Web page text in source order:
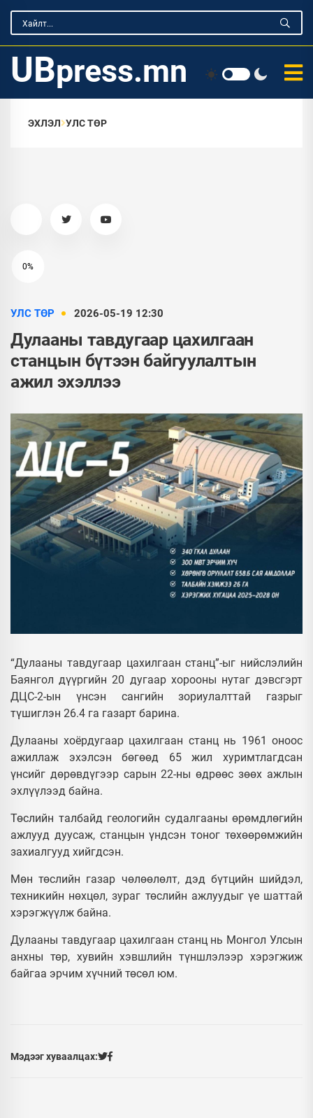
UBpress.mn
ЭХЛЭЛ УЛС ТӨР
0%
УЛС ТӨР 2026-05-19 12:30
Дулааны тавдугаар цахилгаан
станцын бүтээн байгуулалтын
ажил эхэллээ
“Дулааны тавдугаар цахилгаан станц”-ыг нийслэлийн
Баянгол дүүргийн 20 дугаар хорооны нутаг дэвсгэрт
ДЦС-2-ын үнсэн сангийн зориулалттай газрыг
түшиглэн 26.4 га газарт барина.
Дулааны хоёрдугаар цахилгаан станц нь 1961 оноос
ажиллаж эхэлсэн бөгөөд 65 жил хуримтлагдсан
үнсийг дөрөвдүгээр сарын 22-ны өдрөөс зөөх ажлын
эхлүүлээд байна.
Төслийн талбайд геологийн судалгааны өрөмдлөгийн
ажлууд дуусаж, станцын үндсэн тоног төхөөрөмжийн
захиалгууд хийгдсэн.
Мөн төслийн газар чөлөөлөлт, дэд бүтцийн шийдэл,
техникийн нөхцөл, зураг төслийн ажлуудыг үе шаттай
хэрэгжүүлж байна.
Дулааны тавдугаар цахилгаан станц нь Монгол Улсын
анхны төр, хувийн хэвшлийн түншлэлээр хэрэгжиж
байгаа эрчим хүчний төсөл юм.
Мэдээг хуваалцах: